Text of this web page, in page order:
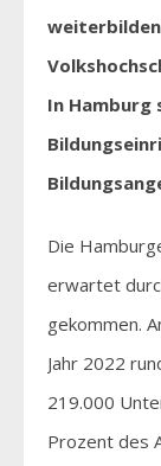
In
Die
erwartet
gekommen.
Jahr 2022
219.000
Prozent des